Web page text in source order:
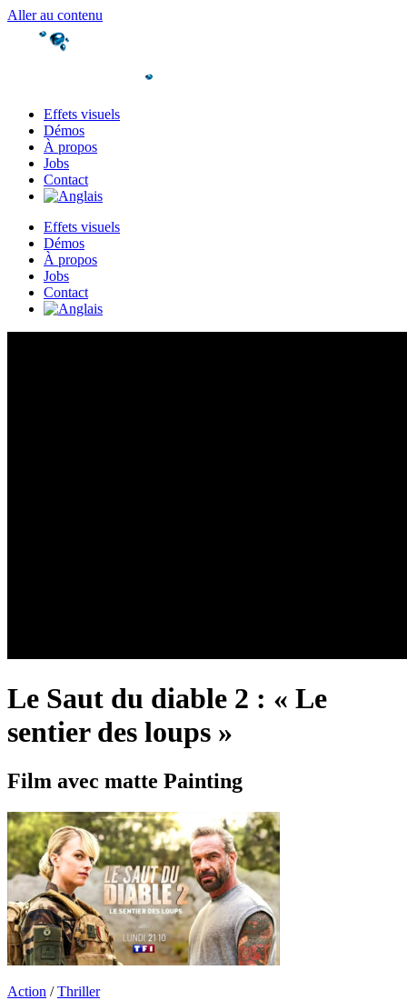
Aller au contenu
Effets visuels
Démos
À propos
Jobs
Contact
Effets visuels
Démos
À propos
Jobs
Contact
Le Saut du diable 2 : « Le
sentier des loups »
Film avec matte Painting
Action /Thriller